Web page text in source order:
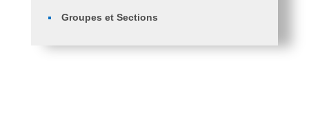
Groupes et Sections